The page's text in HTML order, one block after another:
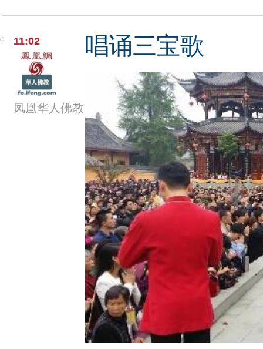
11:02
凤凰华人佛教
唱诵三宝歌